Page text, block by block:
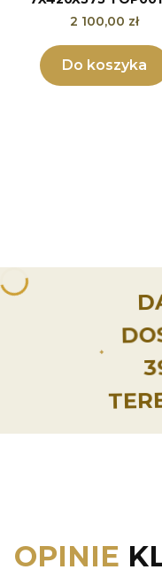
Cena
2 100,00 zł
Do koszyka
OPINIE